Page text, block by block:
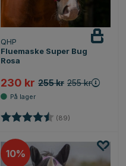
QHP
Fluemaske Super Bug
Rosa
230 kr 255 kr 255 kr
Karakter: (89)
10%